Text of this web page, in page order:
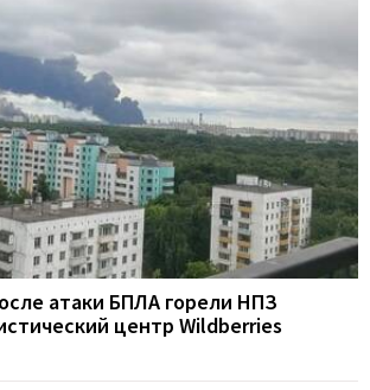
атаки БПЛА горели НПЗ
центр Wildberries